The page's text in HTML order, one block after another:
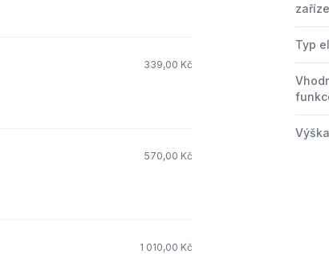
Typ
339,00 Kč
570,00 Kč
1 010,00 Kč